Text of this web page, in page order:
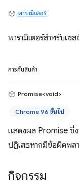
พารามิเตอร์
พารามิเตอร์สำหรับเซ
การคืนสินค้า
Promise<void>
Chrome 96 ขึ้นไป
แสดงผล Promise ซึ่ง
ปฏิเสธหากมีข้อผิดพล
กิจกรรม